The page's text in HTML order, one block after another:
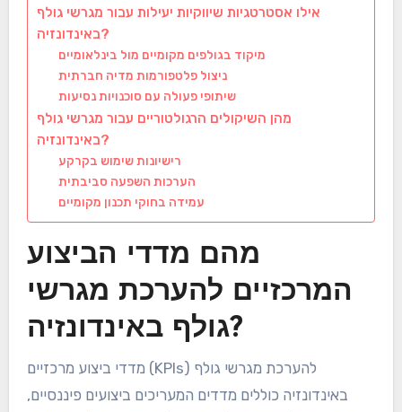
אילו אסטרטגיות שיווקיות יעילות עבור מגרשי גולף
באינדונזיה?
מיקוד בגולפים מקומיים מול בינלאומיים
ניצול פלטפורמות מדיה חברתית
שיתופי פעולה עם סוכנויות נסיעות
מהן השיקולים הרגולטוריים עבור מגרשי גולף
באינדונזיה?
רישיונות שימוש בקרקע
הערכות השפעה סביבתית
עמידה בחוקי תכנון מקומיים
מהם מדדי הביצוע
המרכזיים להערכת מגרשי
גולף באינדונזיה?
מדדי ביצוע מרכזיים (KPIs) להערכת מגרשי גולף
באינדונזיה כוללים מדדים המעריכים ביצועים פיננסיים,